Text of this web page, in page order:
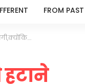
FROM PAST